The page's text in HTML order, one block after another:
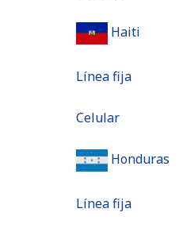
Haiti
Línea fija
Celular
Honduras
Línea fija